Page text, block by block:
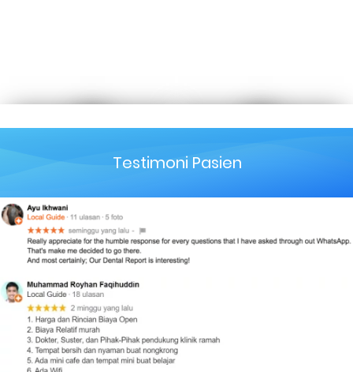
Testimoni Pasien